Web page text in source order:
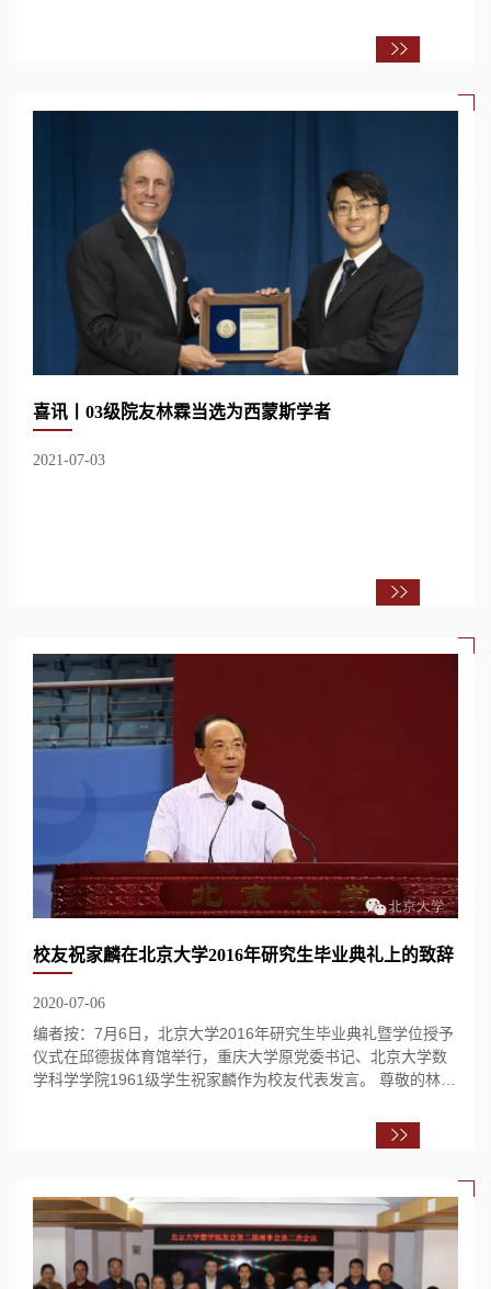
喜讯丨03级院友林霖当选为西蒙斯学者
2021-07-03
校友祝家麟在北京大学2016年研究生毕业典礼上的致辞
2020-07-06
编者按：7月6日，北京大学2016年研究生毕业典礼暨学位授予
仪式在邱德拔体育馆举行，重庆大学原党委书记、北京大学数
学科学学院1961级学生祝家麟作为校友代表发言。 尊敬的林校